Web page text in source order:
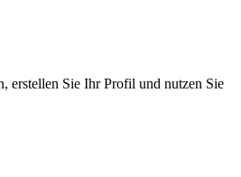
erstellen Sie Ihr Profil und nutzen Sie